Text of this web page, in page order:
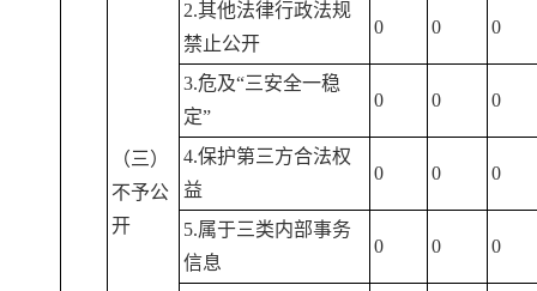
（三）
不予公
开
2.其他法律行政法规
禁止公开
0 0 0
3.危及“三安全一稳
定”
0 0 0
4.保护第三方合法权
益
0 0 0
5.属于三类内部事务
信息
0 0 0